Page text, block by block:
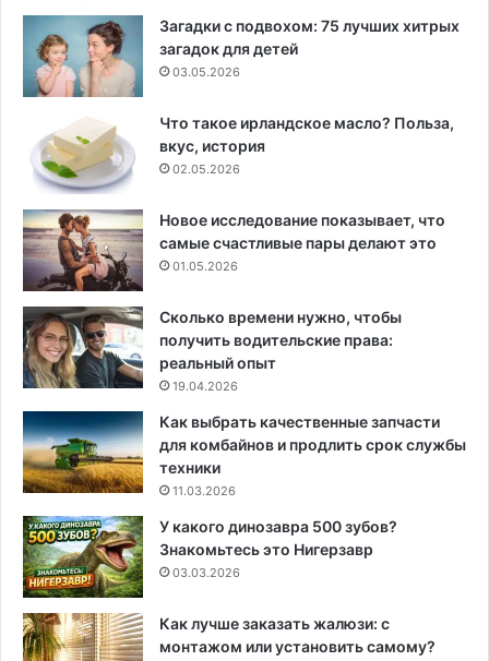
Загадки с подвохом: 75 лучших хитрых
загадок для детей
03.05.2026
Что такое ирландское масло? Польза,
вкус, история
02.05.2026
Новое исследование показывает, что
самые счастливые пары делают это
01.05.2026
Сколько времени нужно, чтобы
получить водительские права:
реальный опыт
19.04.2026
Как выбрать качественные запчасти
для комбайнов и продлить срок службы
техники
11.03.2026
У какого динозавра 500 зубов?
Знакомьтесь это Нигерзавр
03.03.2026
Как лучше заказать жалюзи: с
монтажом или установить самому?